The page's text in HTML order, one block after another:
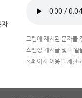
자
그림에 제시된 문자를
스팸성 게시글 및 메일
홈페이지 이용을 제한